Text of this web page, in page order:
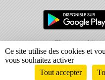
Charte cookies
Informations légales
Envie de participer ?
Ce site utilise des cookies et
vous souhaitez activer
Tout accepter